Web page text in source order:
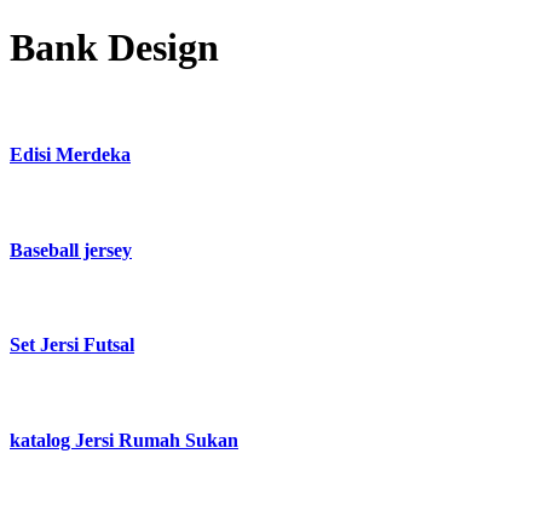
Bank Design
Edisi Merdeka
Baseball jersey
Set Jersi Futsal
katalog Jersi Rumah Sukan